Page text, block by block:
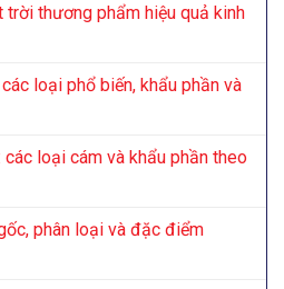
trời thương phẩm hiệu quả kinh
loại phổ biến, khẩu phần và
loại cám và khẩu phần theo
phân loại và đặc điểm